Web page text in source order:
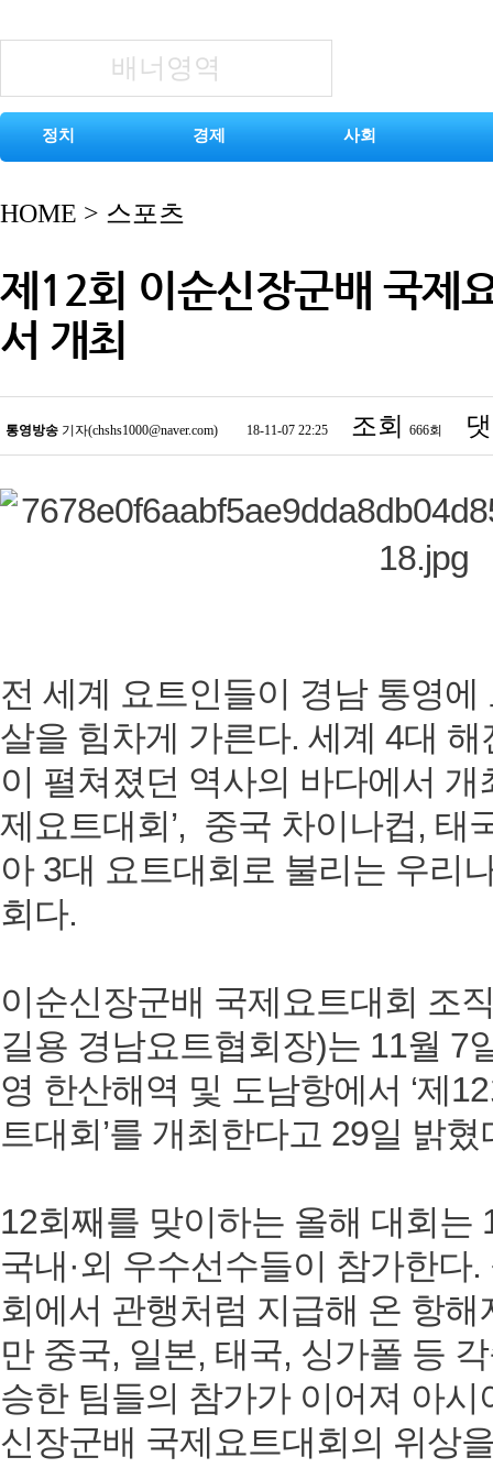
배너영역
정치 경제 사회
HOME > 스포츠
제12회 이순신장군배 국제
서 개최
통영방송 기자(chshs1000@naver.com) 18-11-07 22:25 조회 666회
전 세계 요트인들이 경남 통영
살을 힘차게 가른다. 세계 4대
이 펼쳐졌던 역사의 바다에서 개
제요트대회’, 중국 차이나컵, 태
아 3대 요트대회로 불리는 우리
회다.
이순신장군배 국제요트대회 조
길용 경남요트협회장)는 11월 7
영 한산해역 및 도남항에서 ‘제
트대회’를 개최한다고 29일 밝
12회째를 맞이하는 올해 대회는
국내·외 우수선수들이 참가한다
회에서 관행처럼 지급해 온 항
만 중국, 일본, 태국, 싱가폴 등
승한 팀들의 참가가 이어져 아
신장군배 국제요트대회의 위상